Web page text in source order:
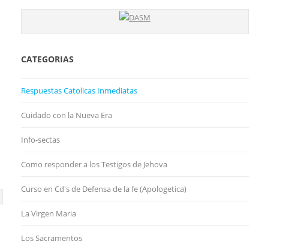
CATEGORIAS
Respuestas Catolicas Inmediatas
Cuidado con la Nueva Era
Info-sectas
Como responder a los Testigos de Jehova
Curso en Cd's de Defensa de la fe (Apologetica)
La Virgen Maria
Los Sacramentos